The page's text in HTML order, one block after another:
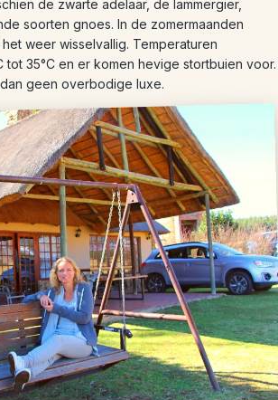
de zwarte adelaar, de lammergier,
soorten gnoes. In de zomermaanden
weer wisselvallig. Temperaturen
tot 35°C en er komen hevige stortbuien voor.
geen overbodige luxe.